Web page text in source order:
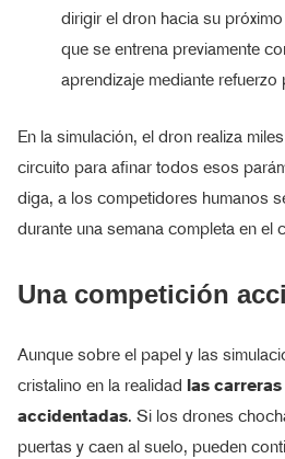
dirigir el dron hacia su
que se entrena previamente
aprendizaje mediante refuerzo
En la simulación, el dron realiza
circuito para afinar todos esos
diga, a los competidores humanos
durante una semana completa en el
Una competición
Aunque sobre el papel y las
cristalino en la realidad las
accidentadas. Si los drones
puertas y caen al suelo, pueden